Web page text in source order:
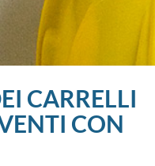
CARRELLI
CON